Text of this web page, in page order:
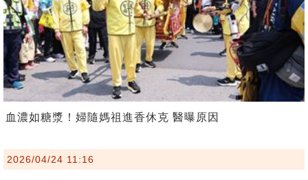
血濃如糖漿！婦隨媽祖進香休克 醫曝原因
2026/04/24 11:16